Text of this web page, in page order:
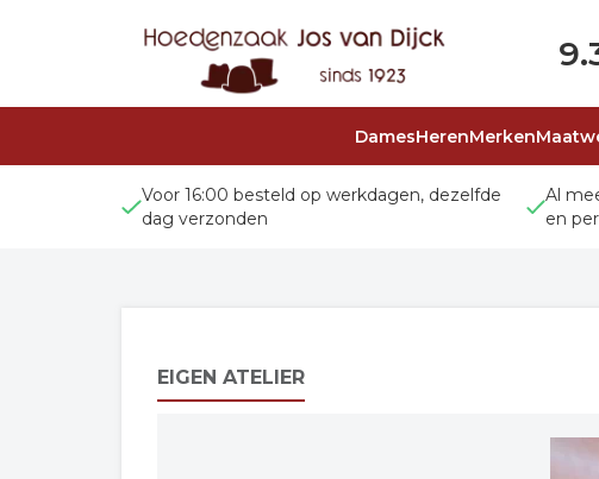
DamesHerenMerken
Voor 16:00 besteld op werkdagen, dezelfde
dag verzonden
Al
en
EIGEN ATELIER